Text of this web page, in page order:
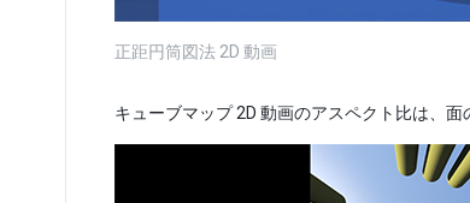
正距円筒図法 2D 動画
キューブマップ 2D 動画のアスペクト比は、面